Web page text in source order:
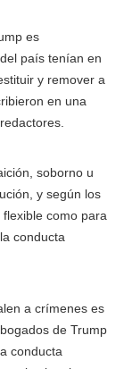
es
país tenían en
y remover a
en una
soborno u
y según los
como para
conducta
a crímenes es
de Trump
conducta